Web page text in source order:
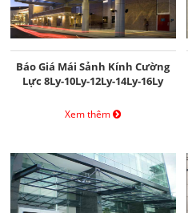
Báo Giá Mái Sảnh Kính Cường
Lực 8Ly-10Ly-12Ly-14Ly-16Ly
Xem thêm